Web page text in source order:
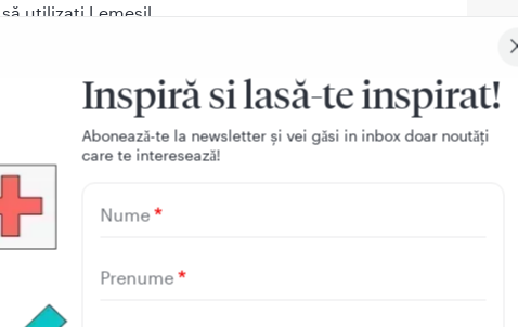
utilizaţi Lemesil
informaţii
Inspiră si lasă-te inspirat!
Aboneazǎ-te la newsletter și vei gǎsi in inbox doar noutǎți
care te intereseazǎ!
Nume
Prenume